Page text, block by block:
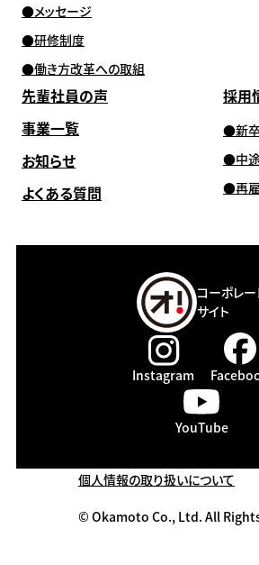
メッセージ
研修制度
働き方改革への取組
先輩社員の声
事業一覧
お知らせ
よくある質問
採用
新
中
再
コーポレー
サイト
Instagram
YouTube
個人情報の取り扱いについて
© Okamoto Co., Ltd. All